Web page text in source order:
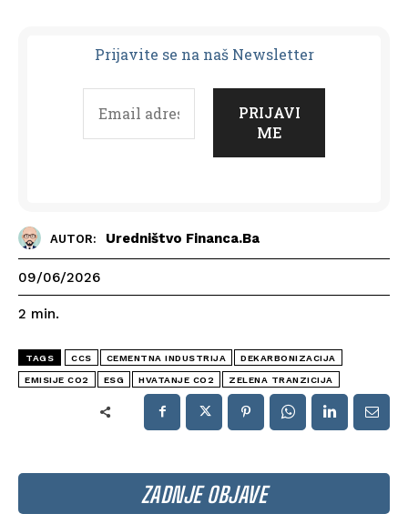
ZADNJE OBJAVE
Prijavite se na naš Newsletter
AUTOR: Uredništvo Financa.ba
09/06/2026
2 min.
TAGS CCS CEMENTNA INDUSTRIJA DEKARBONIZACIJA
EMISIJE CO2 ESG HVATANJE CO2 ZELENA TRANZICIJA